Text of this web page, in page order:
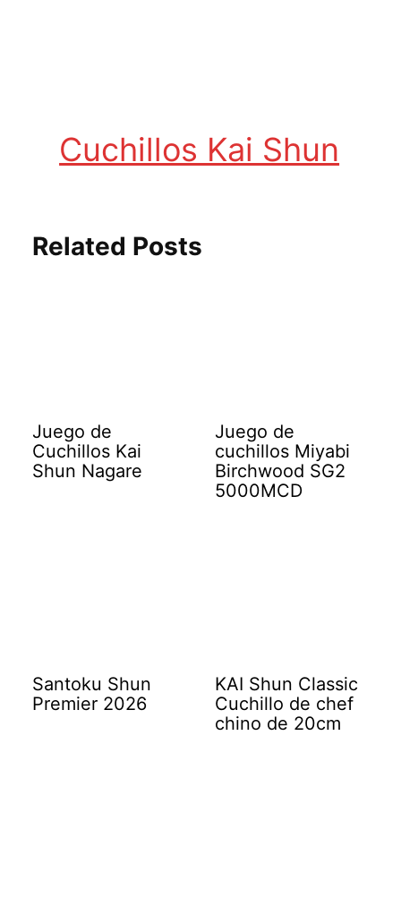
Cuchillos Kai Shun
Related Posts
Juego de
Cuchillos Kai
Shun Nagare
Juego de
cuchillos Miyabi
Birchwood SG2
5000MCD
Santoku Shun
Premier 2026
KAI Shun Classic
Cuchillo de chef
chino de 20cm